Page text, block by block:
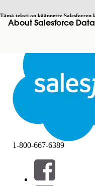
Tämä teksti on käännetty
täältä. Vaihda englantiin Ei nyt
Sulje
About Salesforce
Suodattimet (0)
VALITSE SUODATTIMET
1-800-667-6389